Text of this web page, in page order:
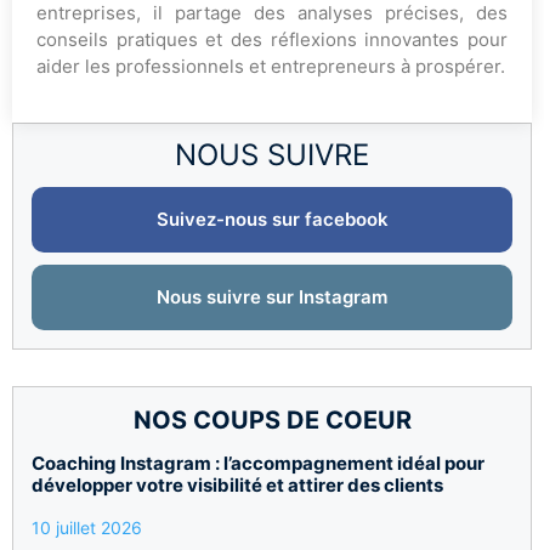
NOUS SUIVRE
Suivez-nous sur facebook
Nous suivre sur Instagram
NOS COUPS DE COEUR
Coaching Instagram : l’accompagnement idéal pour
développer votre visibilité et attirer des clients
10 juillet 2026
entreprises, il partage des analyses précises, des
conseils pratiques et des réflexions innovantes pour
aider les professionnels et entrepreneurs à prospérer.